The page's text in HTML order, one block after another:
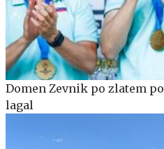
Domen Zevnik po zlatem
lagal